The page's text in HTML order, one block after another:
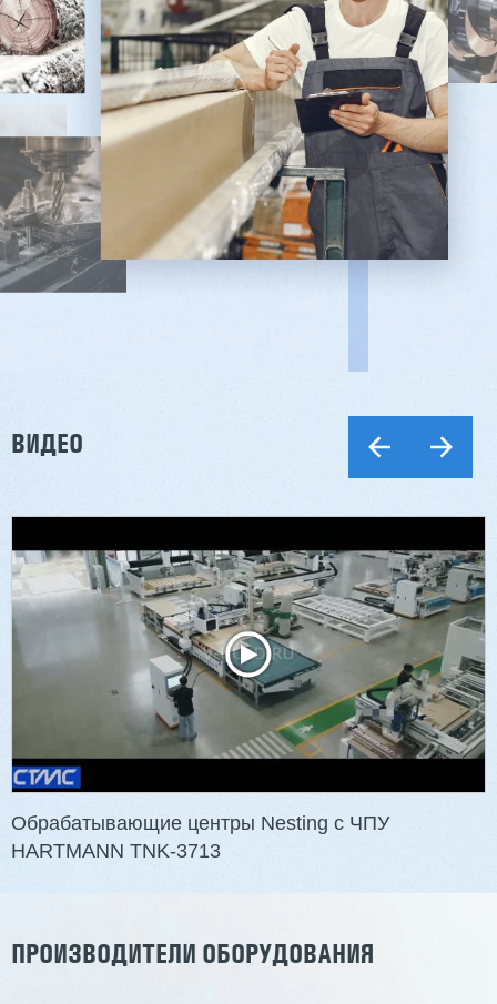
ВИДЕО
Обрабатывающие центры Nesting с ЧПУ
HARTMANN TNK-3713
ПРОИЗВОДИТЕЛИ ОБОРУДОВАНИЯ